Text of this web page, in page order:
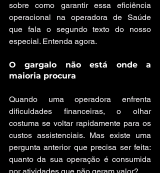
sobre como garantir essa eficiência
operacional na operadora de Saúde
que fala o segundo texto do nosso
especial. Entenda agora.
O gargalo não está onde a
maioria procura
Quando uma operadora enfrenta
dificuldades financeiras, o olhar
costuma se voltar rapidamente para os
custos assistenciais. Mas existe uma
pergunta anterior que precisa ser feita:
quanto da sua operação é consumida